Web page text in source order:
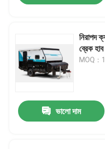
নিরাপদ
ব্রেক
MOQ：1
ভালো দাম